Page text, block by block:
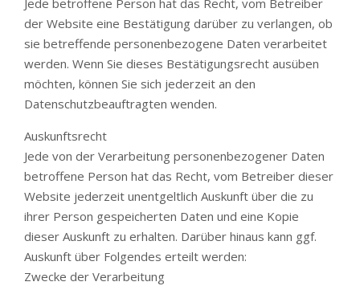
Jede betroffene Person hat das Recht, vom Betreiber
der Website eine Bestätigung darüber zu verlangen, ob
sie betreffende personenbezogene Daten verarbeitet
werden. Wenn Sie dieses Bestätigungsrecht ausüben
möchten, können Sie sich jederzeit an den
Datenschutzbeauftragten wenden.
Auskunftsrecht
Jede von der Verarbeitung personenbezogener Daten
betroffene Person hat das Recht, vom Betreiber dieser
Website jederzeit unentgeltlich Auskunft über die zu
ihrer Person gespeicherten Daten und eine Kopie
dieser Auskunft zu erhalten. Darüber hinaus kann ggf.
Auskunft über Folgendes erteilt werden:
Zwecke der Verarbeitung